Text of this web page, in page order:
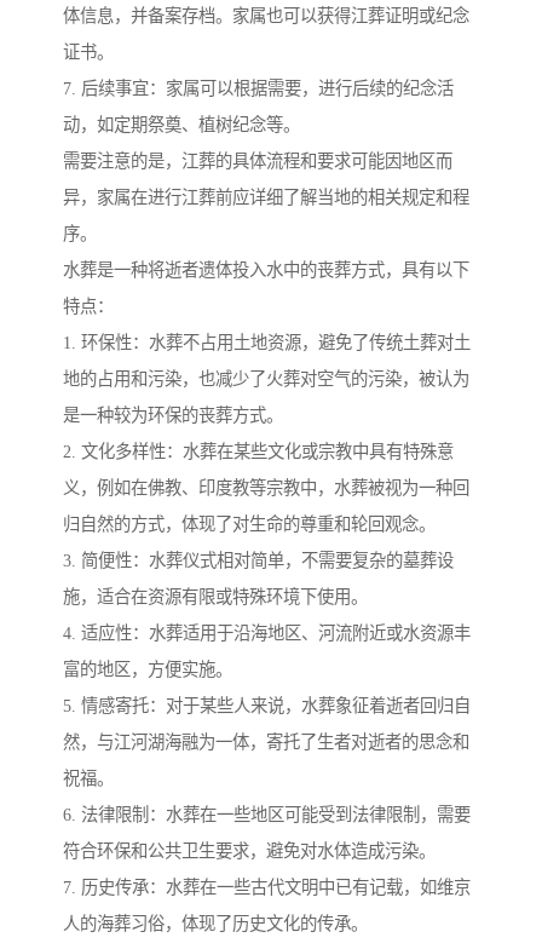
体信息，并备案存档。家属也可以获得江葬证明或纪念
证书。
7. 后续事宜：家属可以根据需要，进行后续的纪念活
动，如定期祭奠、植树纪念等。
需要注意的是，江葬的具体流程和要求可能因地区而
异，家属在进行江葬前应详细了解当地的相关规定和程
序。
水葬是一种将逝者遗体投入水中的丧葬方式，具有以下
特点：
1. 环保性：水葬不占用土地资源，避免了传统土葬对土
地的占用和污染，也减少了火葬对空气的污染，被认为
是一种较为环保的丧葬方式。
2. 文化多样性：水葬在某些文化或宗教中具有特殊意
义，例如在佛教、印度教等宗教中，水葬被视为一种回
归自然的方式，体现了对生命的尊重和轮回观念。
3. 简便性：水葬仪式相对简单，不需要复杂的墓葬设
施，适合在资源有限或特殊环境下使用。
4. 适应性：水葬适用于沿海地区、河流附近或水资源丰
富的地区，方便实施。
5. 情感寄托：对于某些人来说，水葬象征着逝者回归自
然，与江河湖海融为一体，寄托了生者对逝者的思念和
祝福。
6. 法律限制：水葬在一些地区可能受到法律限制，需要
符合环保和公共卫生要求，避免对水体造成污染。
7. 历史传承：水葬在一些古代文明中已有记载，如维京
人的海葬习俗，体现了历史文化的传承。